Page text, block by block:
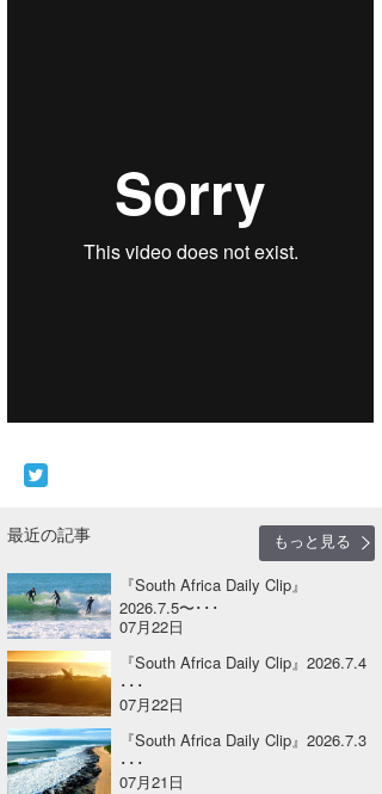
最近の記事
もっと見る
『South Africa Daily Clip』
2026.7.5〜･･･
07月22日
『South Africa Daily Clip』2026.7.4
･･･
07月22日
『South Africa Daily Clip』2026.7.3
･･･
07月21日
ライター/寄稿メディア
arukasvision
DELTA FORCE SURF
CBA Films
熊谷素子
嵯峨明日香
進士剛光
田原啓江
植村未来
NOBUFUKU
大野”MAR”修聖
波伝説スタッフ
+☆maki☆+
Aichan
chan-U
ECE
G◎Da
H